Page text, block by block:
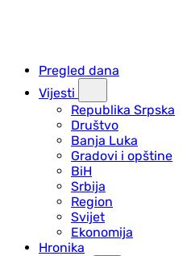
Pregled dana
Vijesti
Republika Srpska
Društvo
Banja Luka
Gradovi i opštine
BiH
Srbija
Region
Svijet
Ekonomija
Hronika